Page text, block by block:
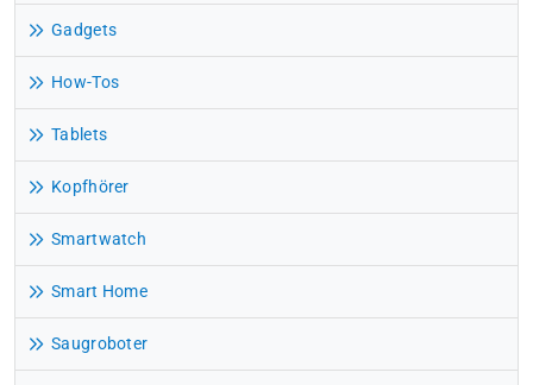
Gadgets
How-Tos
Tablets
Kopfhörer
Smartwatch
Smart Home
Saugroboter